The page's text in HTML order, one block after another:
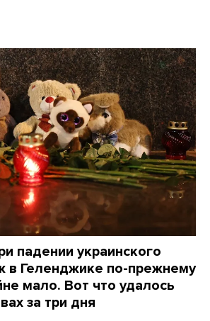
падении украинского
в Геленджике по-прежнему
мало. Вот что удалось
за три дня